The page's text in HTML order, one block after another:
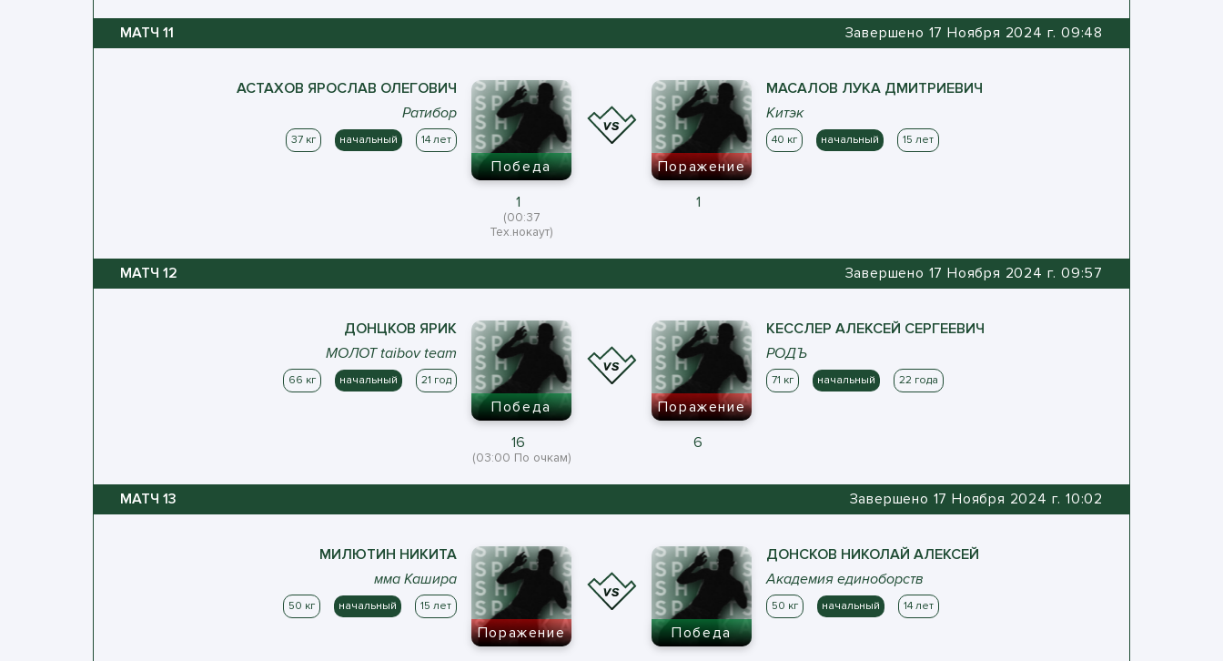
МАТЧ 11 Завершено 17 Ноября 2024 г. 09:48
Победа
1
(00:37
Тех.нокаут)
АСТАХОВ ЯРОСЛАВ ОЛЕГОВИЧ
Ратибор
37 кг начальный 14 лет
Поражение
1
МАСАЛОВ ЛУКА ДМИТРИЕВИЧ
Китэк
40 кг начальный 15 лет
МАТЧ 12 Завершено 17 Ноября 2024 г. 09:57
Победа
16
(03:00 По очкам)
ДОНЦКОВ ЯРИК
МОЛОТ taibov team
66 кг начальный 21 год
Поражение
6
КЕССЛЕР АЛЕКСЕЙ СЕРГЕЕВИЧ
РОДЪ
71 кг начальный 22 года
МАТЧ 13 Завершено 17 Ноября 2024 г. 10:02
Поражение
МИЛЮТИН НИКИТА
мма Кашира
50 кг начальный 15 лет
Победа
ДОНСКОВ НИКОЛАЙ АЛЕКСЕЙ
Академия единоборств
50 кг начальный 14 лет